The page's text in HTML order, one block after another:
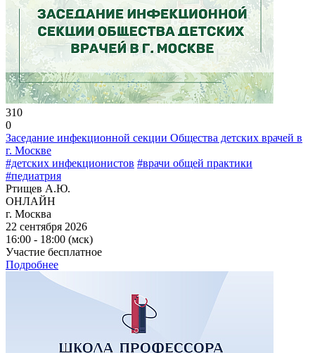
310
0
Заседание инфекционной секции Общества детских врачей в
г. Москве
#детских инфекционистов #врачи общей практики
#педиатрия
Ртищев А.Ю.
ОНЛАЙН
г. Москва
22 сентября 2026
16:00 - 18:00 (мск)
Участие бесплатное
Подробнее